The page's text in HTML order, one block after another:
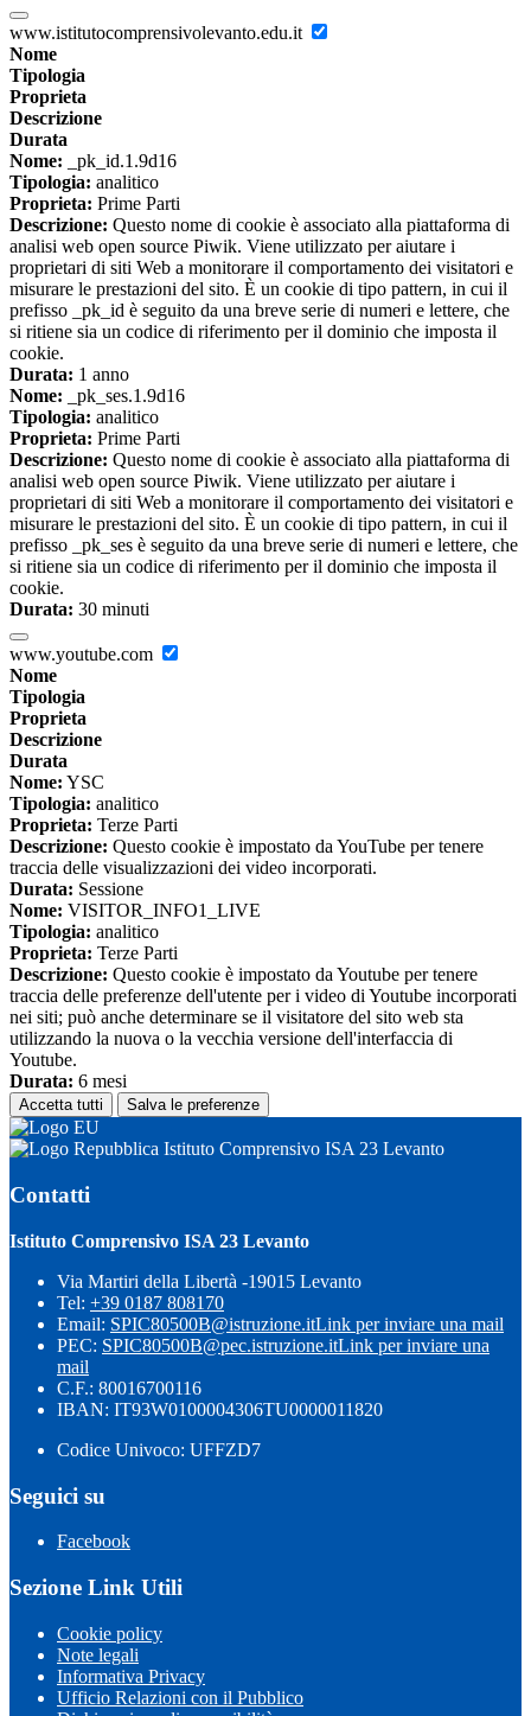
www.istitutocomprensivolevanto.edu.it
Nome
Tipologia
Proprieta
Descrizione
Durata
Nome: _pk_id.1.9d16
Tipologia: analitico
Proprieta: Prime Parti
Descrizione: Questo nome di cookie è associato alla piattaforma di
analisi web open source Piwik. Viene utilizzato per aiutare i
proprietari di siti Web a monitorare il comportamento dei visitatori e
misurare le prestazioni del sito. È un cookie di tipo pattern, in cui il
prefisso _pk_id è seguito da una breve serie di numeri e lettere, che
si ritiene sia un codice di riferimento per il dominio che imposta il
cookie.
Durata: 1 anno
Nome: _pk_ses.1.9d16
Tipologia: analitico
Proprieta: Prime Parti
Descrizione: Questo nome di cookie è associato alla piattaforma di
analisi web open source Piwik. Viene utilizzato per aiutare i
proprietari di siti Web a monitorare il comportamento dei visitatori e
misurare le prestazioni del sito. È un cookie di tipo pattern, in cui il
prefisso _pk_ses è seguito da una breve serie di numeri e lettere, che
si ritiene sia un codice di riferimento per il dominio che imposta il
cookie.
Durata: 30 minuti
www.youtube.com
Nome
Tipologia
Proprieta
Descrizione
Durata
Nome: YSC
Tipologia: analitico
Proprieta: Terze Parti
Descrizione: Questo cookie è impostato da YouTube per tenere
traccia delle visualizzazioni dei video incorporati.
Durata: Sessione
Nome: VISITOR_INFO1_LIVE
Tipologia: analitico
Proprieta: Terze Parti
Descrizione: Questo cookie è impostato da Youtube per tenere
traccia delle preferenze dell'utente per i video di Youtube incorporati
nei siti; può anche determinare se il visitatore del sito web sta
utilizzando la nuova o la vecchia versione dell'interfaccia di
Youtube.
Durata: 6 mesi
Accetta tutti Salva le preferenze
Istituto Comprensivo ISA 23 Levanto
Contatti
Istituto Comprensivo ISA 23 Levanto
Via Martiri della Libertà -19015 Levanto
Tel: +39 0187 808170
Email: SPIC80500B@istruzione.itLink per inviare una mail
PEC: SPIC80500B@pec.istruzione.itLink per inviare una
mail
C.F.: 80016700116
IBAN: IT93W0100004306TU0000011820
Codice Univoco: UFFZD7
Seguici su
Facebook
Sezione Link Utili
Cookie policy
Note legali
Informativa Privacy
Ufficio Relazioni con il Pubblico